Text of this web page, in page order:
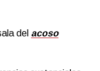
del acoso